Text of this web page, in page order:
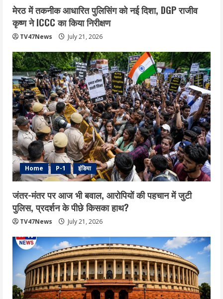
मेरठ में तकनीक आधारित पुलिसिंग को नई दिशा, DGP राजीव
कृष्ण ने ICCC का किया निरीक्षण
TV47News July 21, 2026
Home P-1 इंडिया
जंतर-मंतर पर आज भी बवाल, आरोपियों की पहचान में जुटी
पुलिस, प्रदर्शन के पीछे किसका हाथ?
TV47News July 21, 2026